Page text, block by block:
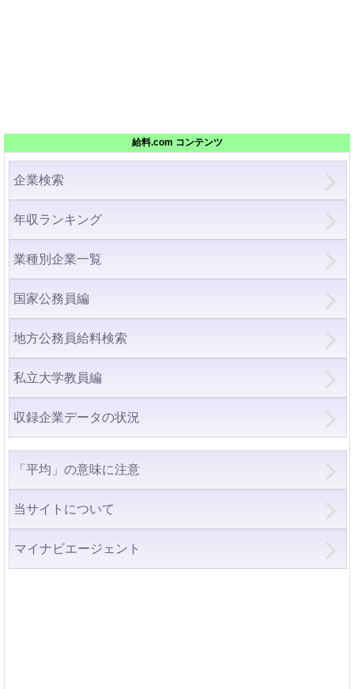
給料.com コンテンツ
企業検索
年収ランキング
業種別企業一覧
国家公務員編
地方公務員給料検索
私立大学教員編
収録企業データの状況
「平均」の意味に注意
当サイトについて
マイナビエージェント